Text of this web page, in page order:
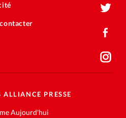
ALLIANCE PRESSE
Aujourd'hui